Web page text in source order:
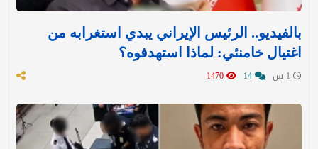
بالفيديو.. الرئيس الإيراني يبدي استغرابه من
اغتيال خامنئي: لماذا استهدفوه؟